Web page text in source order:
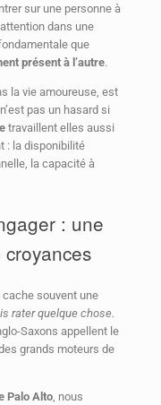
sur une personne à
dans une
que
présent à l’autre.
la vie amoureuse, est
pas un hasard si
travaillent elles aussi
: la disponibilité
la capacité à
: une
souvent une
rater quelque chose.
Saxons appellent le
grands moteurs de
Palo Alto, nous